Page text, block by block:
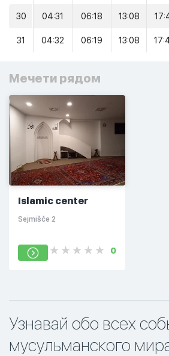
30 04:31 06:18 13:08
31 04:32 06:19 13:08
Мечети рядом
Islamic center
Sejmišče 2
0
Узнавай обо всех
мусульманского